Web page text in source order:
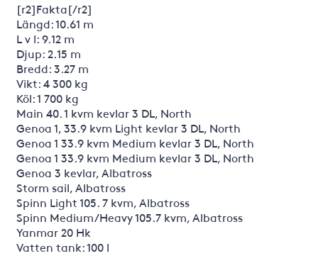
[r2]Fakta[/r2]
Längd: 10.61 m
L v l: 9.12 m
Djup: 2.15 m
Bredd: 3.27 m
Vikt: 4 300 kg
Köl: 1 700 kg
Main 40. 1 kvm kevlar 3 DL, North
Genoa 1, 33.9 kvm Light kevlar 3 DL, North
Genoa 1 33.9 kvm Medium kevlar 3 DL, North
Genoa 1 33.9 kvm Medium kevlar 3 DL, North
Genoa 3 kevlar, Albatross
Storm sail, Albatross
Spinn Light 105. 7 kvm, Albatross
Spinn Medium/Heavy 105.7 kvm, Albatross
Yanmar 20 Hk
Vatten tank: 100 l